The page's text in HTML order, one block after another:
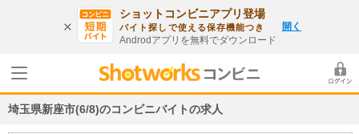
ショットコンビニアプリ登場
バイト探しで使える保存機能つき
Androdアプリを無料でダウンロード
開く
埼玉県新座市(6/8)のコンビニバイトの求人